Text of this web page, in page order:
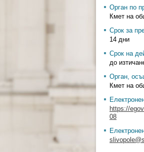
Орган по
Кмет на
Срок за
14 дни
Срок на
до
Орган,
Кмет на
https://
08